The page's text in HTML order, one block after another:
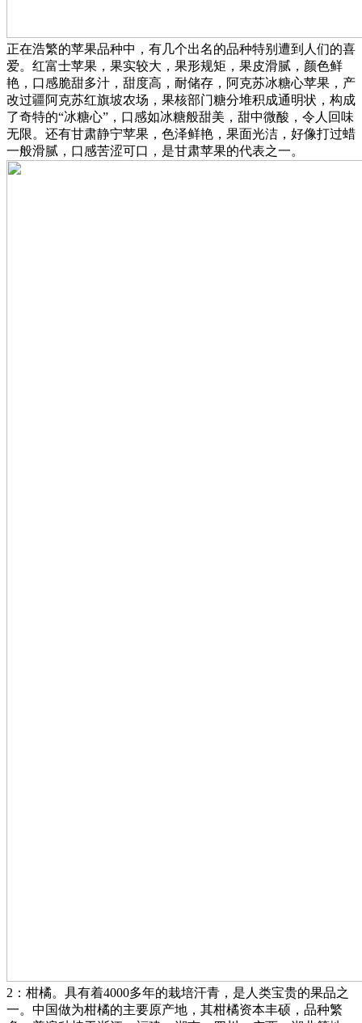
正在浩繁的苹果品种中，有几个出名的品种特别遭到人们的喜
爱。红富士苹果，果实较大，果形规矩，果皮滑腻，颜色鲜
艳，口感脆甜多汁，甜度高，耐储存，阿克苏冰糖心苹果，产
改过疆阿克苏红旗坡农场，果核部门糖分堆积成通明状，构成
了奇特的“冰糖心”，口感如冰糖般甜美，甜中微酸，令人回味
无限。还有甘肃静宁苹果，色泽鲜艳，果面光洁，好像打过蜡
一般滑腻，口感苦涩可口，是甘肃苹果的代表之一。
2：柑橘。具有着4000多年的栽培汗青，是人类宝贵的果品之
一。中国做为柑橘的主要原产地，其柑橘资本丰硕，品种繁